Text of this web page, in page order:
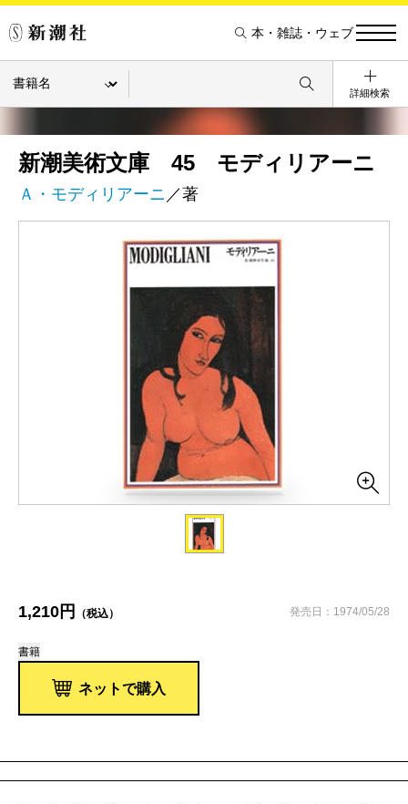
本・雑誌・ウェブ
詳細検索
新潮美術文庫 45 モディリアーニ
Ａ・モディリアーニ ／著
1,210円 （税込） 発売日：1974/05/28
書籍
ネットで購入